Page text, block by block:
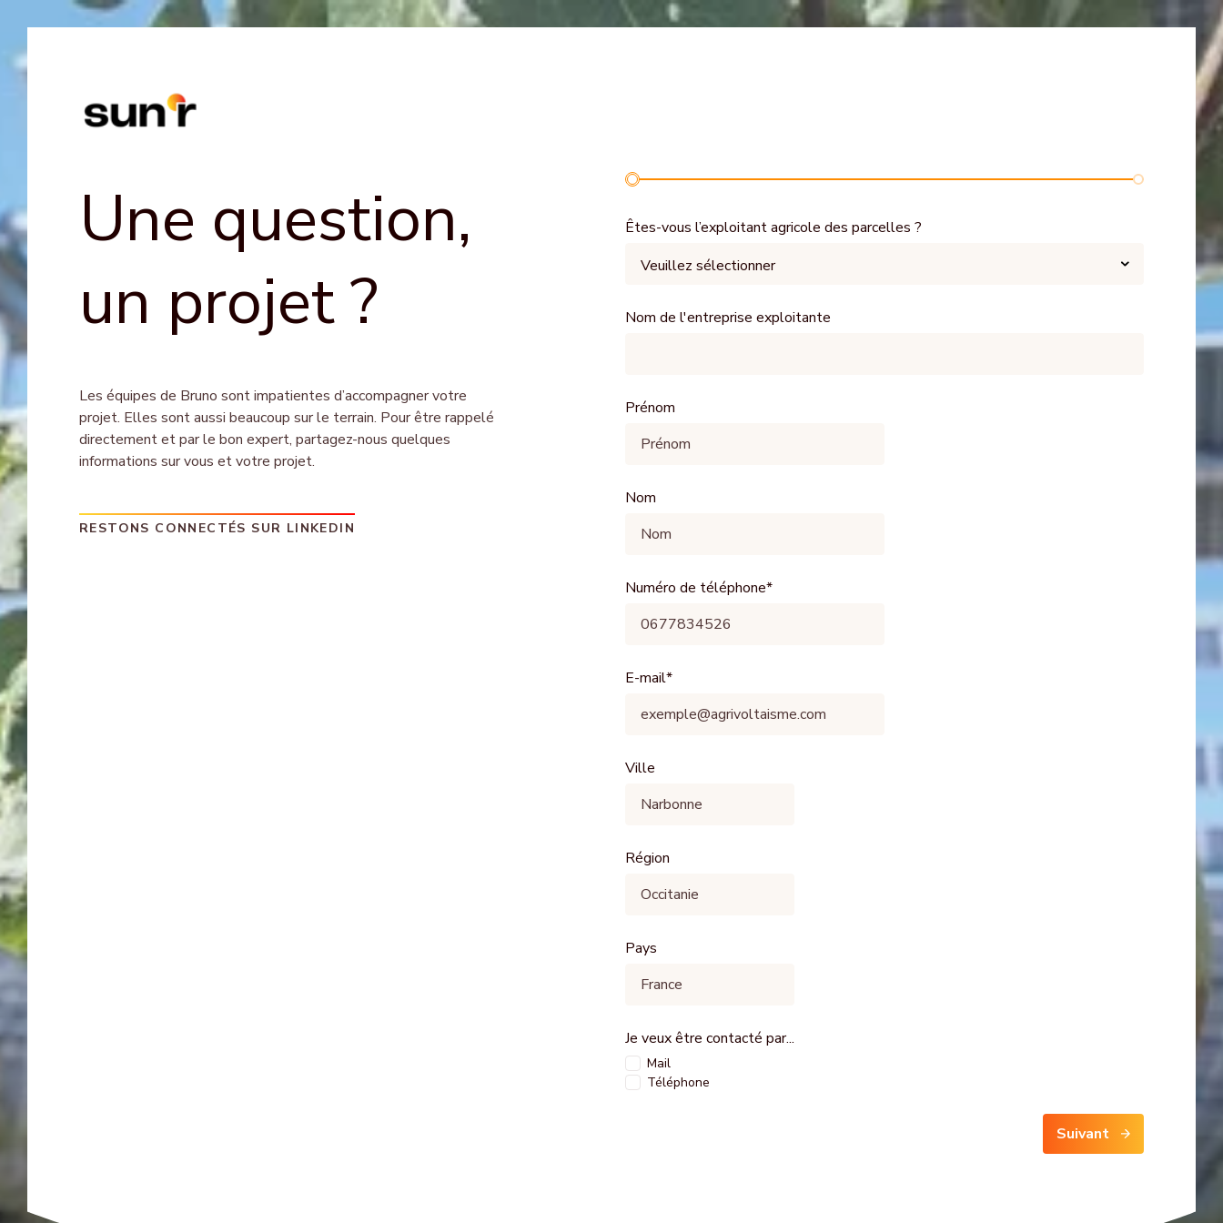
Une question,
un projet ?
Les équipes de Bruno sont impatientes d’accompagner votre
projet. Elles sont aussi beaucoup sur le terrain. Pour être rappelé
directement et par le bon expert, partagez-nous quelques
informations sur vous et votre projet.
RESTONS CONNECTÉS SUR LINKEDIN
Êtes-vous l’exploitant agricole des parcelles ?
Nom de l'entreprise exploitante
Prénom
Nom
Numéro de téléphone*
E-mail*
Ville
Région
Pays
Je veux être contacté par...
Mail
Téléphone
Suivant